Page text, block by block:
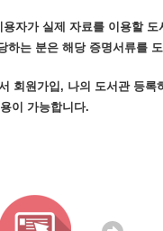
자가 실제 자료를 이용할 도
하는 분은 해당 증명서류를
회원가입, 나의 도서관 등록
이 가능합니다.